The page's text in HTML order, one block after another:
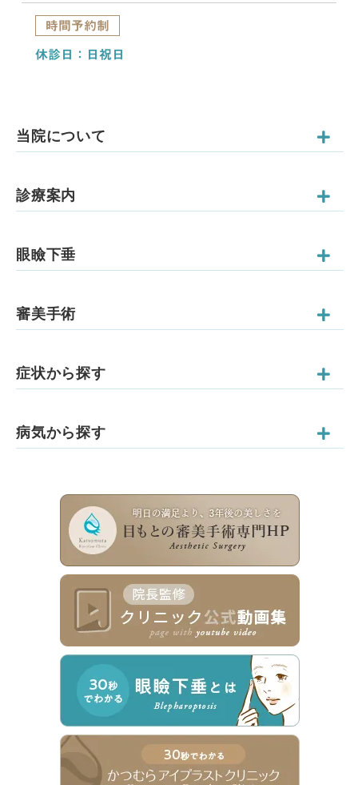
時間予約制
休診日：日祝日
当院について
診療案内
眼瞼下垂
審美手術
症状から探す
病気から探す